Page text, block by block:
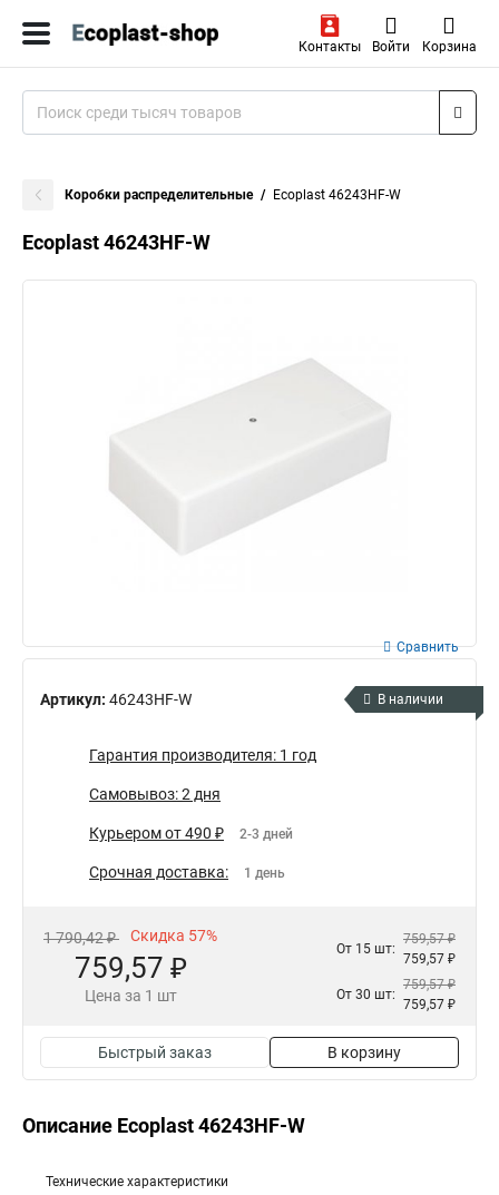
Контакты Войти Корзина
Коробки распределительные Ecoplast 46243HF-W
Ecoplast 46243HF-W
Артикул: 46243HF-W
Сравнить
В наличии
Гарантия производителя: 1 год
Самовывоз: 2 дня
Курьером от 490 ₽ 2-3 дней
Срочная доставка: 1 день
1 790,42 ₽ Скидка 57%
759,57 ₽
Цена за 1 шт
От 15 шт:
759,57 ₽
759,57 ₽
От 30 шт:
759,57 ₽
759,57 ₽
Быстрый заказ В корзину
Описание Ecoplast 46243HF-W
Технические характеристики